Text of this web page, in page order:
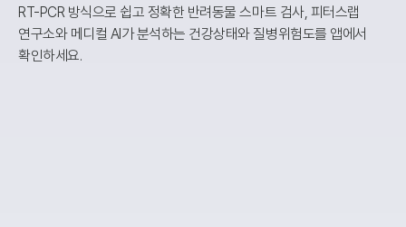
RT-PCR 방식으로 쉽고 정확한 반려동물 스마트 검사, 피터스랩
연구소와 메디컬 AI가 분석하는 건강상태와 질병위험도를 앱에서
확인하세요.